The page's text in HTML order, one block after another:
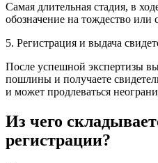
Самая длительная стадия, в
обозначение на тождество или
5. Регистрация и выдача
После успешной экспертизы
пошлины и получаете
и может продлеваться
Из чего
регистрации?